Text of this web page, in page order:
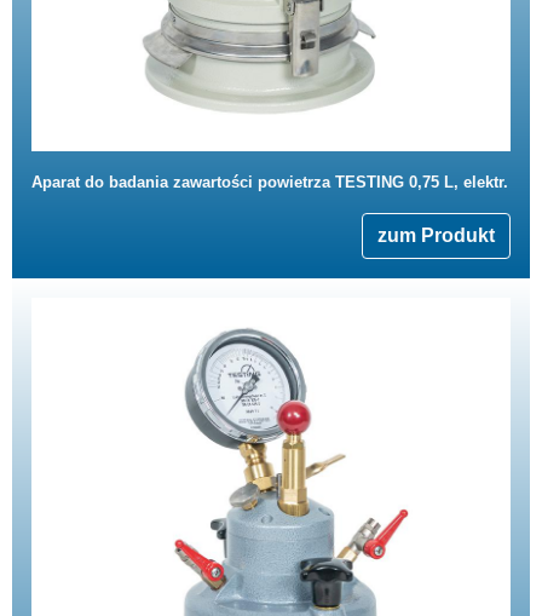
Aparat do badania zawartości powietrza TESTING 0,75 L, elektr.
zum Produkt